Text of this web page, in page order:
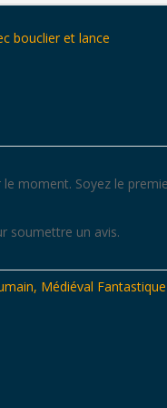
bouclier et lance
moment. Soyez le
soumettre un avis.
, Médiéval Fantastique